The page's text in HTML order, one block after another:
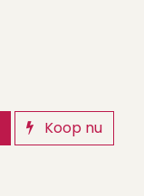
Koop nu